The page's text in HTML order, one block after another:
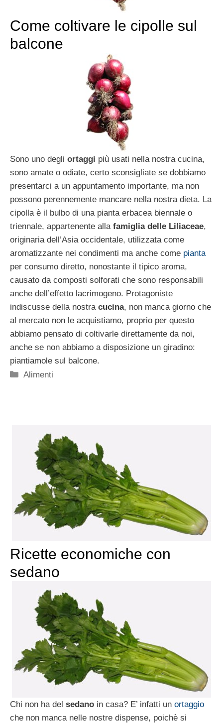
Come coltivare le cipolle sul
balcone
Sono uno degli ortaggi più usati nella nostra cucina,
sono amate o odiate, certo sconsigliate se dobbiamo
presentarci a un appuntamento importante, ma non
possono perennemente mancare nella nostra dieta. La
cipolla è il bulbo di una pianta erbacea biennale o
triennale, appartenente alla famiglia delle Liliaceae,
originaria dell’Asia occidentale, utilizzata come
aromatizzante nei condimenti ma anche come pianta
per consumo diretto, nonostante il tipico aroma,
causato da composti solforati che sono responsabili
anche dell’effetto lacrimogeno. Protagoniste
indiscusse della nostra cucina, non manca giorno che
al mercato non le acquistiamo, proprio per questo
abbiamo pensato di coltivarle direttamente da noi,
anche se non abbiamo a disposizione un giradino:
piantiamole sul balcone.
Categorie
Alimenti
Ricette economiche con
sedano
Chi non ha del sedano in casa? E’ infatti un ortaggio
che non manca nelle nostre dispense, poichè si